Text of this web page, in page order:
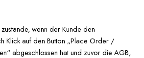
wenn der Kunde den
Klick auf den Button „Place Order /
abgeschlossen hat und zuvor die AGB,